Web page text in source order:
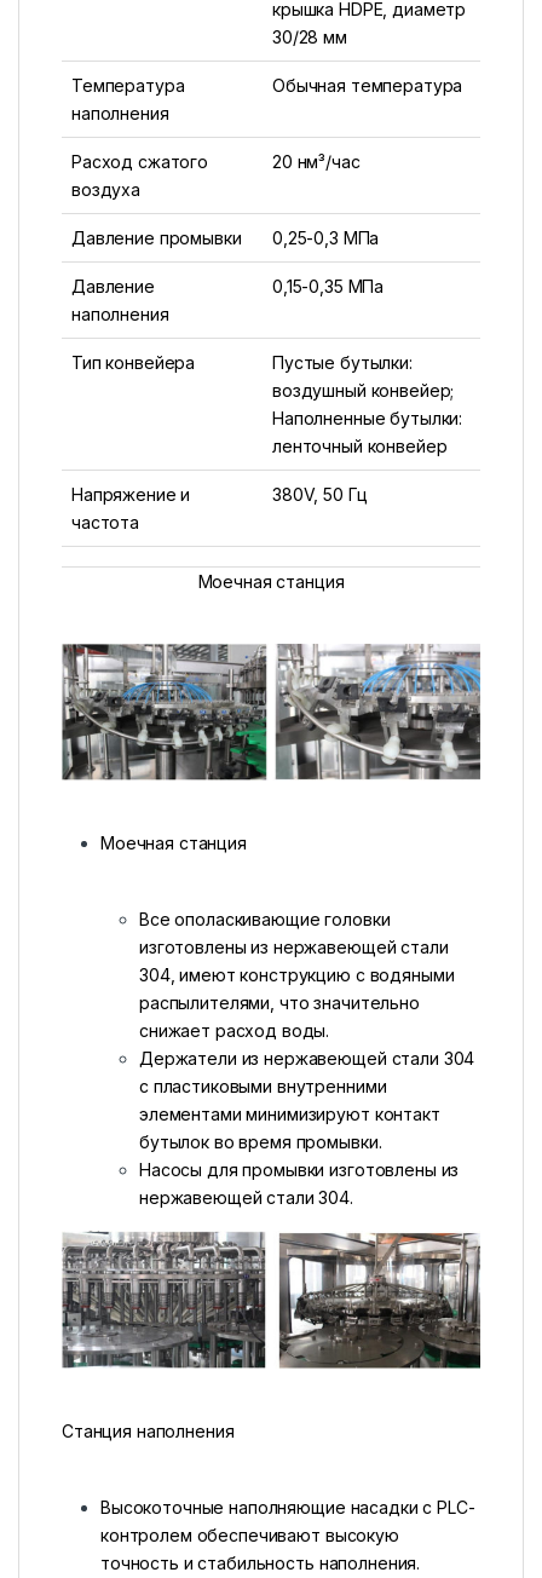
крышка HDPE, диаметр
30/28 мм
Температура
наполнения
Обычная температура
Расход сжатого
воздуха
20 нм³/час
Давление промывки 0,25-0,3 МПа
Давление
наполнения
0,15-0,35 МПа
Тип конвейера
Пустые бутылки:
воздушный конвейер;
Наполненные бутылки:
ленточный конвейер
Напряжение и
частота
380V, 50 Гц
Моечная станция
Моечная станция
Все ополаскивающие головки
изготовлены из нержавеющей стали
304, имеют конструкцию с водяными
распылителями, что значительно
снижает расход воды.
Держатели из нержавеющей стали 304
с пластиковыми внутренними
элементами минимизируют контакт
бутылок во время промывки.
Насосы для промывки изготовлены из
нержавеющей стали 304.
Станция наполнения
Высокоточные наполняющие насадки с PLC-
контролем обеспечивают высокую
точность и стабильность наполнения.